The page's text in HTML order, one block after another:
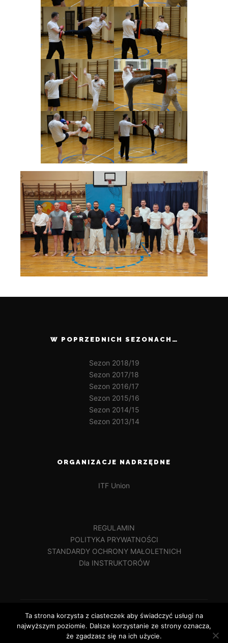
W POPRZEDNICH SEZONACH…
Sezon 2018/19
Sezon 2017/18
Sezon 2016/17
Sezon 2015/16
Sezon 2014/15
Sezon 2013/14
ORGANIZACJE NADRZĘDNE
ITF Union
REGULAMIN
POLITYKA PRYWATNOŚCI
STANDARDY OCHRONY MAŁOLETNICH
Dla INSTRUKTORÓW
Wszelkie prawa zastrzeżone Dęblińska Szkoła
Ta strona korzysta z ciasteczek aby świadczyć usługi na
najwyższym poziomie. Dalsze korzystanie ze strony oznacza,
że zgadzasz się na ich użycie.